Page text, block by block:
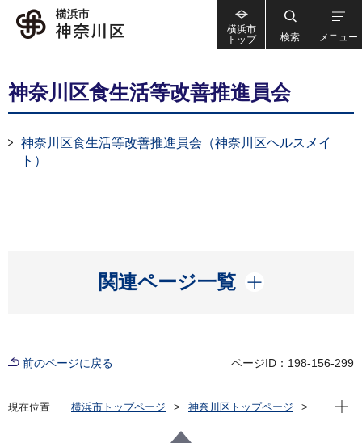
横浜市
トップ
検索 メニュー
神奈川区食生活等改善推進員会
神奈川区食生活等改善推進員会（神奈川区ヘルスメイ
ト）
関連ページ一覧
開く
前のページに戻る ページID：198-156-299
現在位置 横浜市トップページ
神奈川区トップページ
神奈川区食生活等改善推進員会
現在